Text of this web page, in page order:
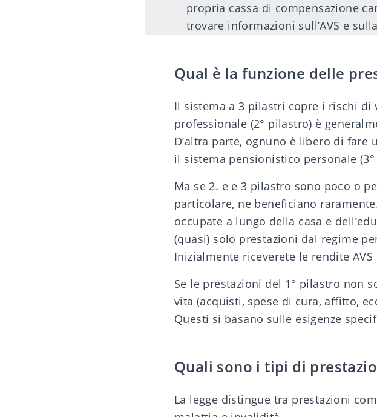
propria cassa di compensazione
trovare informazioni sull’AVS e sulla
Qual è la funzione delle
Il sistema a 3 pilastri copre i rischi di
professionale (2° pilastro) è
D’altra parte, ognuno è libero di
il sistema pensionistico personale
Ma se 2. e e 3 pilastro sono poco o
particolare, ne beneficiano
occupate a lungo della casa e
(quasi) solo prestazioni dal regime
Inizialmente riceverete le rendite AVS
Se le prestazioni del 1° pilastro non
vita (acquisti, spese di cura, affitto,
Questi si basano sulle esigenze
Quali sono i tipi di
La legge distingue tra prestazioni